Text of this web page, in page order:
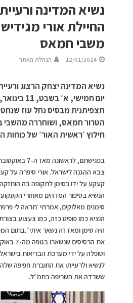
נשיא המדינה
החיילת אורי
משבי חמאס
12/01/2024 הנהלת האתר
נשיא המדינה יצחק הרצוג
יום חמישי,
תצפיתנית מבסיס נחל עוז
הטרור חמאס, ושוחררה
חילוץ ׳ראשית האור׳ של כוחות
בפגישתם,
צבא ההגנה לישראל. אורי סיפרה על
קעקע על ידו כסימן לתקופה בה
הנשיא בסיפור המדהים מאחורי
סימנים מאלוקים, אמרתי ׳תראה לי
הוציא כמו פופיט כזה, כמו צעצוע
היה סימן ומאז זה נשאר איתי״.בתום
את
וטופלה על ידי מערכת הבריאות
לנשיא ולרעייתו את החוברת חפיפה
ששרדה את השריפה בחמ״ל.